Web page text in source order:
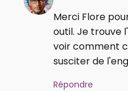
Merci Flore
outil. Je trouve
voir comment
susciter de
Répondre